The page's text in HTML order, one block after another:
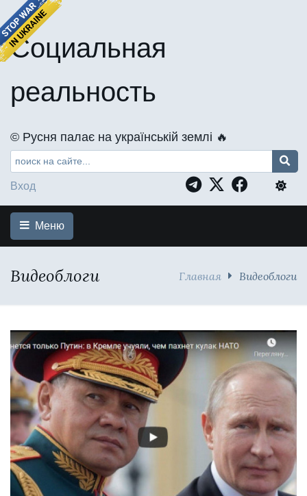
Социальная
реальность
©️ Русня палає на українській землі 🔥
Вход
Меню
Видеоблоги Главная Видеоблоги